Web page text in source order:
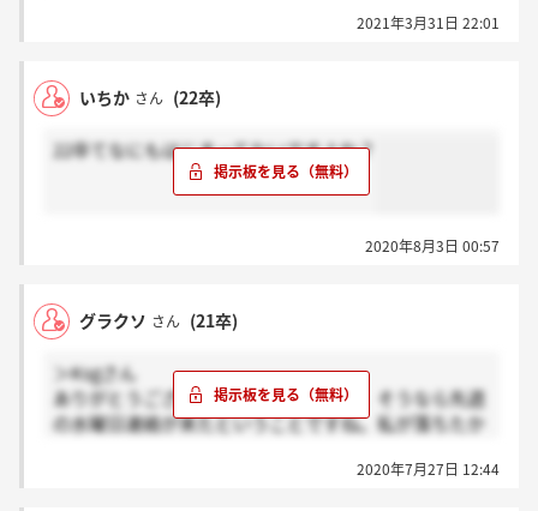
2021年3月31日 22:01
いちか さん (22卒)
22卒てなにもはじまってないですよね？
2020年8月3日 00:57
グラクソ さん (21卒)
＞Ksgさん
ありがとうございます！！そうですか、そうなら先週
の水曜日連絡が来たということですね。私が落ちたか
2020年7月27日 12:44